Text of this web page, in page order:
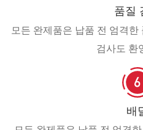
품질
모든 완제품은 납품 전 엄격
검사도 환
배